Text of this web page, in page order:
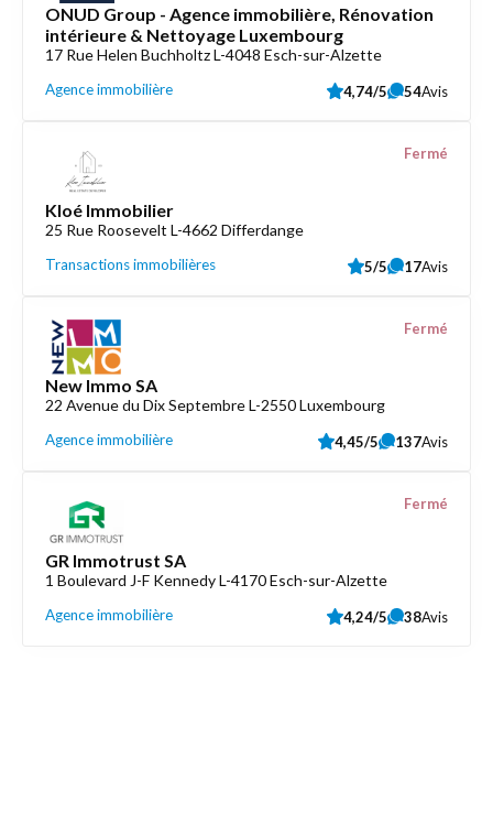
ONUD Group - Agence immobilière, Rénovation
intérieure & Nettoyage Luxembourg
17 Rue Helen Buchholtz L-4048 Esch-sur-Alzette
Agence immobilière 4,74/5 54Avis
Kloé Immobilier
25 Rue Roosevelt L-4662 Differdange
Transactions immobilières
Fermé
5/5 17Avis
New Immo SA
22 Avenue du Dix Septembre L-2550 Luxembourg
Agence immobilière
Fermé
4,45/5 137Avis
GR Immotrust SA
1 Boulevard J-F Kennedy L-4170 Esch-sur-Alzette
Agence immobilière
Fermé
4,24/5 38Avis